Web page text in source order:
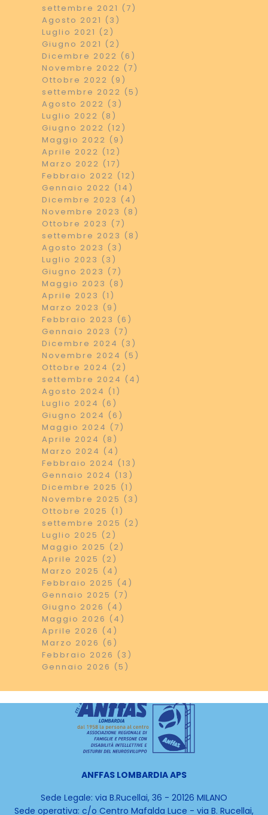
settembre 2021 (7)
Agosto 2021 (3)
Luglio 2021 (2)
Giugno 2021 (2)
Dicembre 2022 (6)
Novembre 2022 (7)
Ottobre 2022 (9)
settembre 2022 (5)
Agosto 2022 (3)
Luglio 2022 (8)
Giugno 2022 (12)
Maggio 2022 (9)
Aprile 2022 (12)
Marzo 2022 (17)
Febbraio 2022 (12)
Gennaio 2022 (14)
Dicembre 2023 (4)
Novembre 2023 (8)
Ottobre 2023 (7)
settembre 2023 (8)
Agosto 2023 (3)
Luglio 2023 (3)
Giugno 2023 (7)
Maggio 2023 (8)
Aprile 2023 (1)
Marzo 2023 (9)
Febbraio 2023 (6)
Gennaio 2023 (7)
Dicembre 2024 (3)
Novembre 2024 (5)
Ottobre 2024 (2)
settembre 2024 (4)
Agosto 2024 (1)
Luglio 2024 (6)
Giugno 2024 (6)
Maggio 2024 (7)
Aprile 2024 (8)
Marzo 2024 (4)
Febbraio 2024 (13)
Gennaio 2024 (13)
Dicembre 2025 (1)
Novembre 2025 (3)
Ottobre 2025 (1)
settembre 2025 (2)
Luglio 2025 (2)
Maggio 2025 (2)
Aprile 2025 (2)
Marzo 2025 (4)
Febbraio 2025 (4)
Gennaio 2025 (7)
Giugno 2026 (4)
Maggio 2026 (4)
Aprile 2026 (4)
Marzo 2026 (6)
Febbraio 2026 (3)
Gennaio 2026 (5)
ANFFAS LOMBARDIA APS
Sede Legale: via B.Rucellai, 36 - 20126 MILANO
Sede operativa: c/o Centro Mafalda Luce - via B. Rucellai,